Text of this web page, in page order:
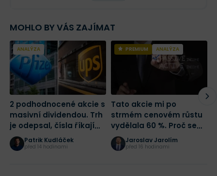
MOHLO BY VÁS ZAJÍMAT
ANALÝZA
2 podhodnocené akcie s
masivní dividendou. Trh
je odepsal, čísla říkají
opakPatrik Kudláček
před 14 hodinami
PREMIUM ANALÝZA
Tato akcie mi po
strmém cenovém růstu
vydělala 60 %. Proč se
(ne)vyplatí i nyní?
Jaroslav Jarolím
před 16 hodinami